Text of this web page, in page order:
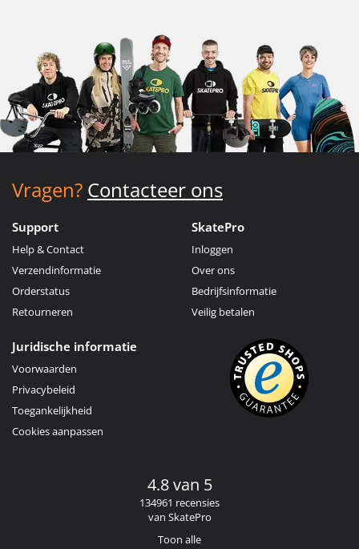
Vragen? Contacteer ons
Support
Help & Contact
Verzendinformatie
Orderstatus
Retourneren
SkatePro
Inloggen
Over ons
Bedrijfsinformatie
Veilig betalen
Juridische informatie
Voorwaarden
Privacybeleid
Toegankelijkheid
Cookies aanpassen
4.8 van 5
134961 recensies
van SkatePro
Toon alle